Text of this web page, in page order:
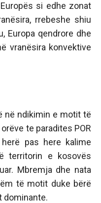
si edhe zonat
rrebeshe shiu
Europa qendrore dhe
vranësira konvektive
në ndikimin e motit të
te paradites POR
pas here kalime
territorin e kosovës
Mbremja dhe nata
të motit duke bërë
dominante.